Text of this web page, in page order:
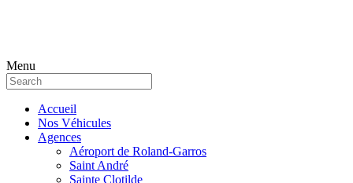
Menu
Accueil
Nos Véhicules
Agences
Aéroport de Roland-Garros
Saint André
Sainte Clotilde